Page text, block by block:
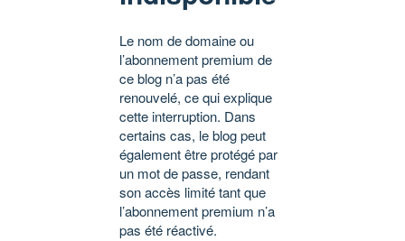
Le nom de domaine ou
l’abonnement premium de
ce blog n’a pas été
renouvelé, ce qui explique
cette interruption. Dans
certains cas, le blog peut
également être protégé par
un mot de passe, rendant
son accès limité tant que
l’abonnement premium n’a
pas été réactivé.